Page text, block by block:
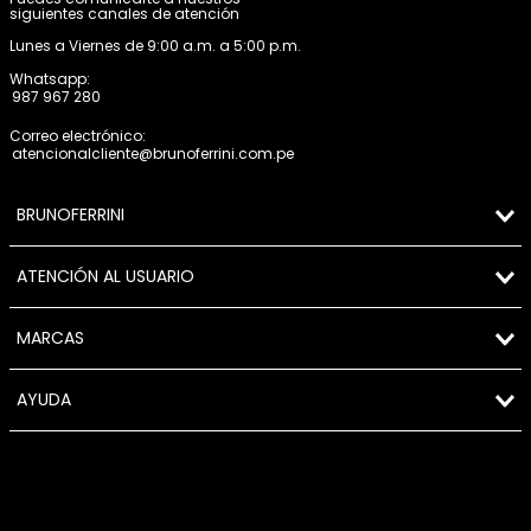
siguientes canales de atención
Lunes a Viernes de 9:00 a.m. a 5:00 p.m.
Whatsapp:
987 967 280
Correo electrónico:
atencionalcliente@brunoferrini.com.pe
BRUNOFERRINI
ATENCIÓN AL USUARIO
MARCAS
AYUDA